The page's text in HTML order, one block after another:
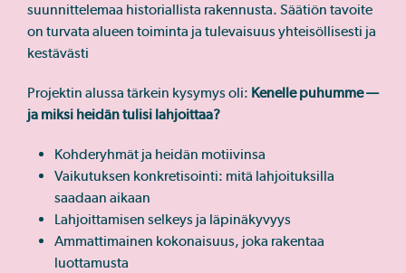
suunnittelemaa historiallista rakennusta. Säätiön tavoite
on turvata alueen toiminta ja tulevaisuus yhteisöllisesti ja
kestävästi
Projektin alussa tärkein kysymys oli: Kenelle puhumme —
ja miksi heidän tulisi lahjoittaa?
Kohderyhmät ja heidän motiivinsa
Vaikutuksen konkretisointi: mitä lahjoituksilla
saadaan aikaan
Lahjoittamisen selkeys ja läpinäkyvyys
Ammattimainen kokonaisuus, joka rakentaa
luottamusta